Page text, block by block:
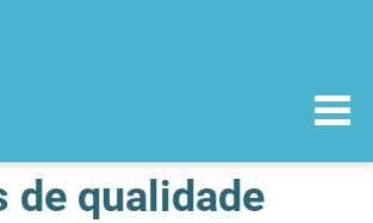
de qualidade